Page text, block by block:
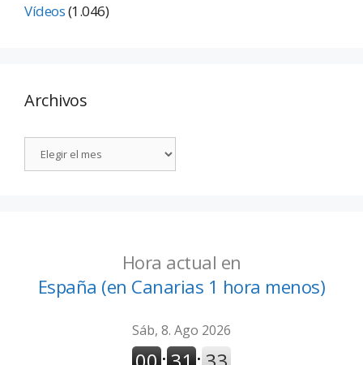
Vídeos(1.046)
Archivos
Hora actual en
España (en Canarias 1 hora menos)